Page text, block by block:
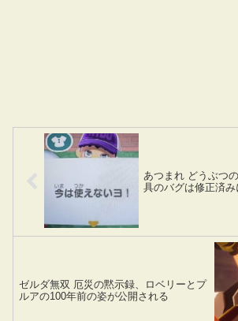
あつまれ どうぶつ
具のバグは修正済み
ゼルダ無双 厄災の黙示録、ロベリーとプ
ルアの100年前の姿が公開される